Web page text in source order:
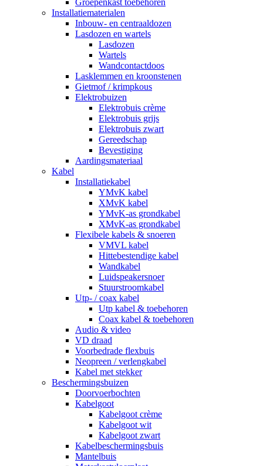
Groepenkast toebehoren
Installatiematerialen
Inbouw- en centraaldozen
Lasdozen en wartels
Lasdozen
Wartels
Wandcontactdoos
Lasklemmen en kroonstenen
Gietmof / krimpkous
Elektrobuizen
Elektrobuis crème
Elektrobuis grijs
Elektrobuis zwart
Gereedschap
Bevestiging
Aardingsmateriaal
Kabel
Installatiekabel
YMvK kabel
XMvK kabel
YMvK-as grondkabel
XMvK-as grondkabel
Flexibele kabels & snoeren
VMVL kabel
Hittebestendige kabel
Wandkabel
Luidspeakersnoer
Stuurstroomkabel
Utp- / coax kabel
Utp kabel & toebehoren
Coax kabel & toebehoren
Audio & video
VD draad
Voorbedrade flexbuis
Neopreen / verlengkabel
Kabel met stekker
Beschermingsbuizen
Doorvoerbochten
Kabelgoot
Kabelgoot crème
Kabelgoot wit
Kabelgoot zwart
Kabelbeschermingsbuis
Mantelbuis